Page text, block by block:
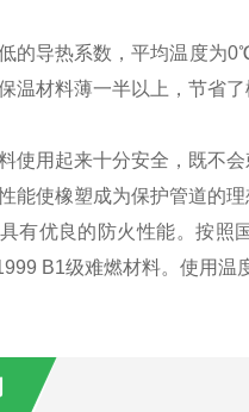
的导热系数，平均温度为
温材料薄一半以上，节省
使用起来十分安全，既不
能使橡塑成为保护管道的
有优良的防火性能。按照
B1级难燃材料。使用